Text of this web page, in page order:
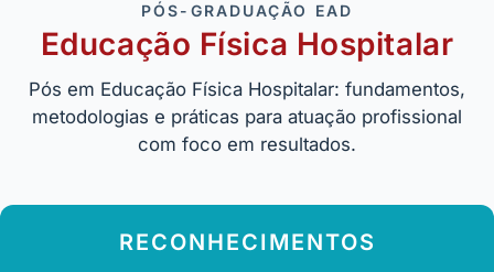
PÓS-GRADUAÇÃO EAD
Educação Física Hospitalar
Pós em Educação Física Hospitalar: fundamentos,
metodologias e práticas para atuação profissional
com foco em resultados.
RECONHECIMENTOS